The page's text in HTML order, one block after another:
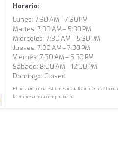
Horario:
Lunes: 7:30 AM – 7:30 PM
Martes: 7:30 AM – 5:30 PM
Miércoles: 7:30 AM – 5:30 PM
Jueves: 7:30 AM – 7:30 PM
Viernes: 7:30 AM – 5:30 PM
Sábado: 8:00 AM – 12:00 PM
Domingo: Closed
El horario podría estar desactualizado. Contacta con
la empresa para comprobarlo.